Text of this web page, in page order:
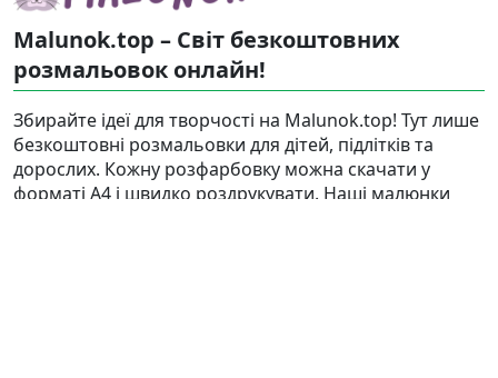
Malunok.top – Світ безкоштовних
розмальовок онлайн!
Збирайте ідеї для творчості на Malunok.top! Тут лише
безкоштовні розмальовки для дітей, підлітків та
дорослих. Кожну розфарбовку можна скачати у
форматі А4 і швидко роздрукувати. Наші малюнки